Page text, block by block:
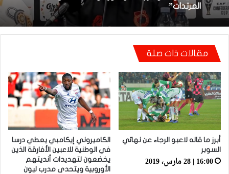
شكري خطوي يشيد بروح لاعبيه القتالية: “ضغطنا
على الوداد ومارجعناش للوراء وماعتمدناش على
بنهاشم
مقالات ذات صلة
أبرز ما قاله لاعبو الرجاء عن نهائي
السوبر
16:00 | 28 مارس، 2019
الكاميروني إيكامبي يعطي درسا
في الوطنية للاعبين الأفارقة الذين
يخضعون لتهديدات أنديتهم
الأوروبية ويتحدى مدرب ليون